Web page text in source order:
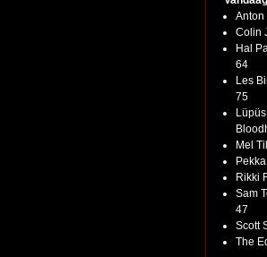
Anton
Colin
Hal
64
Les
75
Mel
Rikki
Sam
47
Scott
The